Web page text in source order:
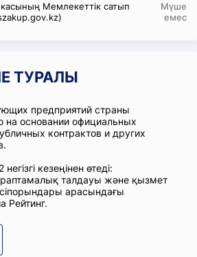
Мемлекеттік сатып
Мүше
емес
ТУРАЛЫ
предприятий страны
на основании официальных
контрактов и других
кезеңінен өтеді:
талдауы және қызмет
арасындағы
Рейтинг.